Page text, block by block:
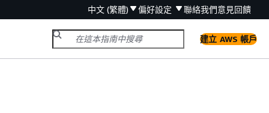
中文 (繁體) 偏好設定 聯絡我們意見回饋
建立 AWS 帳戶